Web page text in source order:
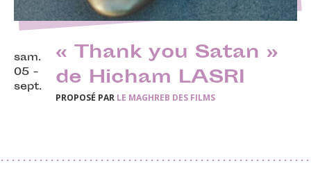
sam.
05 -
sept.
« Thank you Satan »
de Hicham LASRI
PROPOSÉ PAR LE MAGHREB DES FILMS